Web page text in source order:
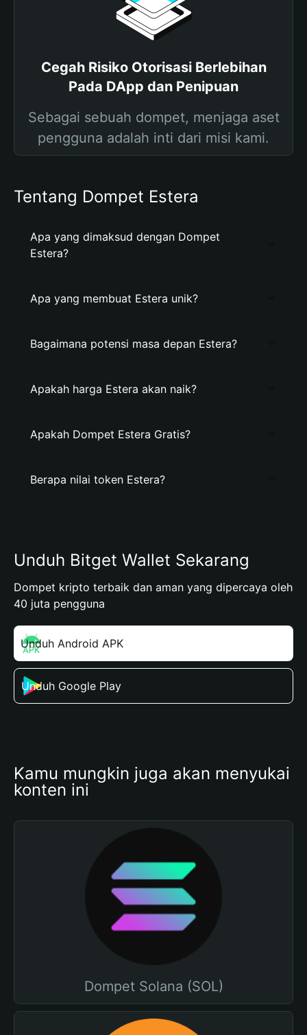
Cegah Risiko Otorisasi Berlebihan
Pada DApp dan Penipuan
Sebagai sebuah dompet, menjaga aset
pengguna adalah inti dari misi kami.
Tentang Dompet Estera
Apa yang dimaksud dengan Dompet
Estera?
Apa yang membuat Estera unik?
Bagaimana potensi masa depan Estera?
Apakah harga Estera akan naik?
Apakah Dompet Estera Gratis?
Berapa nilai token Estera?
Unduh Bitget Wallet Sekarang
Dompet kripto terbaik dan aman yang dipercaya oleh
40 juta pengguna
Unduh Android APK
Unduh Google Play
Kamu mungkin juga akan menyukai
konten ini
Dompet Solana (SOL)